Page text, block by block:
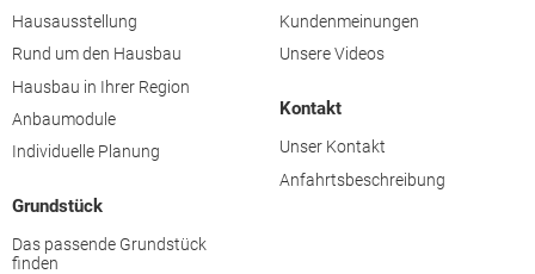
Hausausstellung
Rund um den Hausbau
Hausbau in Ihrer Region
Anbaumodule
Individuelle Planung
Grundstück
Das passende Grundstück
finden
Kundenmeinungen
Unsere Videos
Kontakt
Unser Kontakt
Anfahrtsbeschreibung